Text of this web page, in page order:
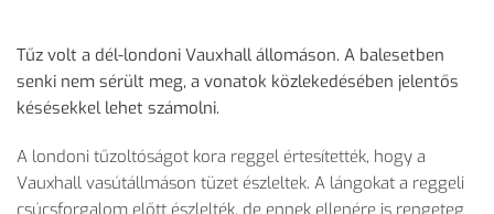
Tűz volt a dél-londoni Vauxhall állomáson. A balesetben
senki nem sérült meg, a vonatok közlekedésében jelentős
késésekkel lehet számolni.
A londoni tűzoltóságot kora reggel értesítették, hogy a
Vauxhall vasútállmáson tüzet észleltek. A lángokat a reggeli
csúcsforgalom előtt észlelték, de ennek ellenére is rengeteg